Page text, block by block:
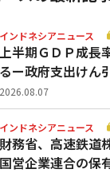
インドネシアニュース
上半期ＧＤＰ成長
るー政府支出けん
2026.08.07
インドネシアニュース
財務省、高速鉄道
国営企業連合の保